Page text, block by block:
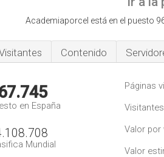
Academiaporcel está en el puesto
Contenido
en España
Mundial
Páginas
Valor por
Valor